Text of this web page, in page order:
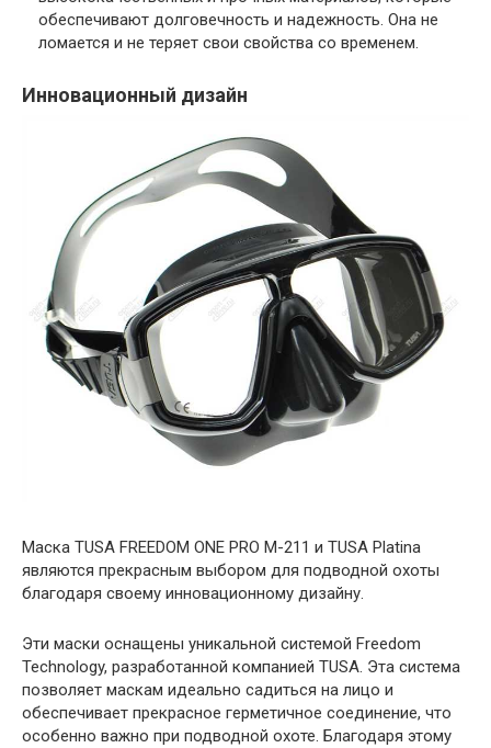
обеспечивают долговечность и надежность. Она не
ломается и не теряет свои свойства со временем.
Инновационный дизайн
Маска TUSA FREEDOM ONE PRO M-211 и TUSA Platina
являются прекрасным выбором для подводной охоты
благодаря своему инновационному дизайну.
Эти маски оснащены уникальной системой Freedom
Technology, разработанной компанией TUSA. Эта система
позволяет маскам идеально садиться на лицо и
обеспечивает прекрасное герметичное соединение, что
особенно важно при подводной охоте. Благодаря этому